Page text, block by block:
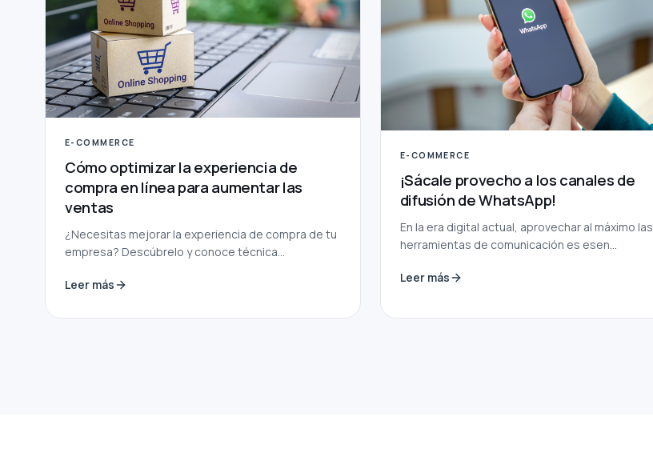
E-COMMERCE
Cómo optimizar la experiencia de
compra en línea para aumentar las
ventas
¿Necesitas mejorar la experiencia de compra de tu
empresa? Descúbrelo y conoce técnica...
Leer más
E-COMMERCE
¡Sácale provecho a los canales de
difusión de WhatsApp!
En la era digital actual, aprovechar al máximo las
herramientas de comunicación es esen...
Leer más